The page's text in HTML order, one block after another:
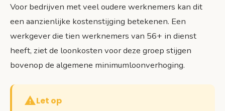
Voor bedrijven met veel oudere werknemers kan dit
een aanzienlijke kostenstijging betekenen. Een
werkgever die tien werknemers van 56+ in dienst
heeft, ziet de loonkosten voor deze groep stijgen
bovenop de algemene minimumloonverhoging.
Let op